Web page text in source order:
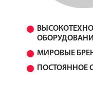
МИРОВЫЕ
ПОСТОЯННОЕ